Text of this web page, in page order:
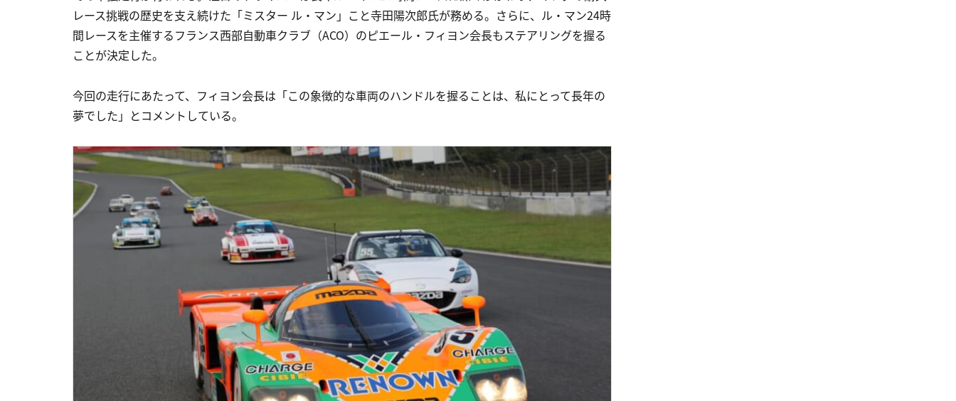
レース挑戦の歴史を支え続けた「ミスター ル・マン」こと寺田陽次郎氏が務める。さらに、ル・マン24時
間レースを主催するフランス西部自動車クラブ（ACO）のピエール・フィヨン会長もステアリングを握る
ことが決定した。
今回の走行にあたって、フィヨン会長は「この象徴的な車両のハンドルを握ることは、私にとって長年の
夢でした」とコメントしている。